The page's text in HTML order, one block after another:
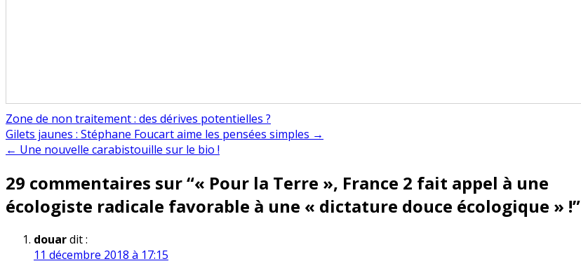
Zone de non traitement : des dérives potentielles ?
Navigation
de
l’article
Gilets jaunes : Stéphane Foucart aime les pensées simples →
← Une nouvelle carabistouille sur le bio !
29 commentaires sur “« Pour la Terre », France 2 fait appel à une
écologiste radicale favorable à une « dictature douce écologique » !”
douardit :
11 décembre 2018 à 17:15